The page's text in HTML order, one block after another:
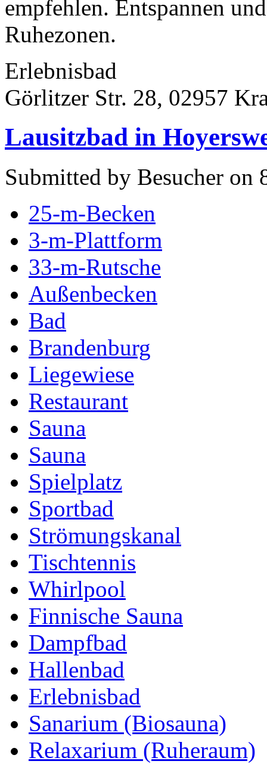
empfehlen. Entspannen
Ruhezonen.
Erlebnisbad
Görlitzer Str. 28, 02957
Lausitzbad in
Submitted by Besucher on
25-m-Becken
3-m-Plattform
33-m-Rutsche
Außenbecken
Bad
Brandenburg
Liegewiese
Restaurant
Sauna
Sauna
Spielplatz
Sportbad
Strömungskanal
Tischtennis
Whirlpool
Finnische Sauna
Dampfbad
Hallenbad
Erlebnisbad
Sanarium (Biosauna)
Relaxarium (Ruheraum)